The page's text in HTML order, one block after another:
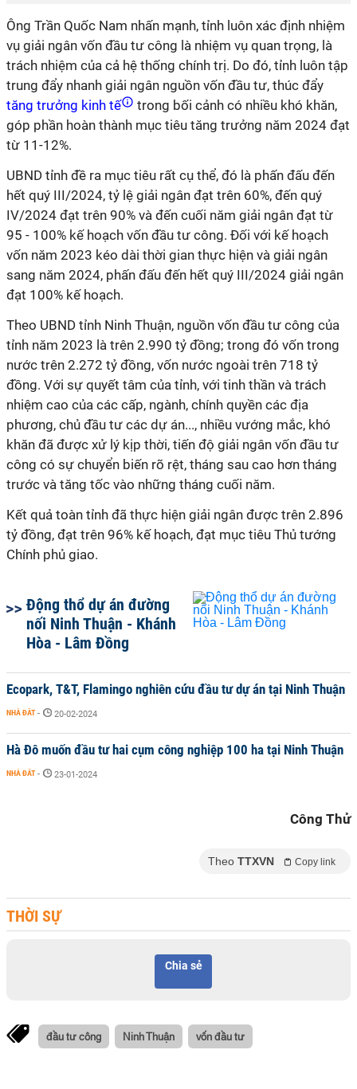
Ông Trần Quốc Nam nhấn mạnh, tỉnh luôn xác định nhiệm
vụ giải ngân vốn đầu tư công là nhiệm vụ quan trọng, là
trách nhiệm của cả hệ thống chính trị. Do đó, tỉnh luôn tập
trung đẩy nhanh giải ngân nguồn vốn đầu tư, thúc đẩy
tăng trưởng kinh tế
trong bối cảnh có nhiều khó khăn,
góp phần hoàn thành mục tiêu tăng trưởng năm 2024 đạt
từ 11-12%.
UBND tỉnh đề ra mục tiêu rất cụ thể, đó là phấn đấu đến
hết quý III/2024, tỷ lệ giải ngân đạt trên 60%, đến quý
IV/2024 đạt trên 90% và đến cuối năm giải ngân đạt từ
95 - 100% kế hoạch vốn đầu tư công. Đối với kế hoạch
vốn năm 2023 kéo dài thời gian thực hiện và giải ngân
sang năm 2024, phấn đấu đến hết quý III/2024 giải ngân
đạt 100% kế hoạch.
Theo UBND tỉnh Ninh Thuận, nguồn vốn đầu tư công của
tỉnh năm 2023 là trên 2.990 tỷ đồng; trong đó vốn trong
nước trên 2.272 tỷ đồng, vốn nước ngoài trên 718 tỷ
đồng. Với sự quyết tâm của tỉnh, với tinh thần và trách
nhiệm cao của các cấp, ngành, chính quyền các địa
phương, chủ đầu tư các dự án..., nhiều vướng mắc, khó
khăn đã được xử lý kịp thời, tiến độ giải ngân vốn đầu tư
công có sự chuyển biến rõ rệt, tháng sau cao hơn tháng
trước và tăng tốc vào những tháng cuối năm.
Kết quả toàn tỉnh đã thực hiện giải ngân được trên 2.896
tỷ đồng, đạt trên 96% kế hoạch, đạt mục tiêu Thủ tướng
Chính phủ giao.
Động thổ dự án đường
nối Ninh Thuận - Khánh
Hòa - Lâm Đồng
Ecopark, T&T, Flamingo nghiên cứu đầu tư dự án tại Ninh Thuận
NHÀ ĐẤT - 20-02-2024
Hà Đô muốn đầu tư hai cụm công nghiệp 100 ha tại Ninh Thuận
NHÀ ĐẤT - 23-01-2024
Công Thử
Theo TTXVN Copy link
THỜI SỰ
Chia sẻ
đầu tư công Ninh Thuận vốn đầu tư